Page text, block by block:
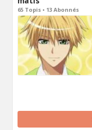
65 Topis • 13 Abonnés